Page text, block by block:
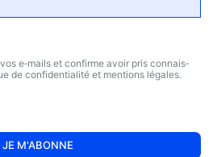
e‑mails et confirme avoir pris connais­
de confi­den­tia­li­té et men­tions légales.